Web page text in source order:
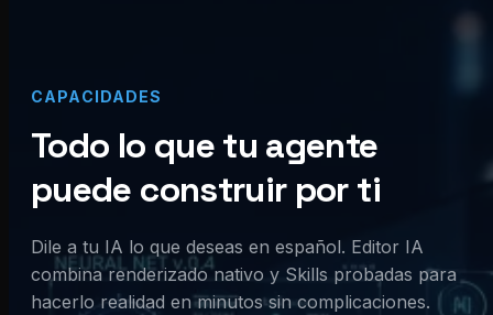
CAPACIDADES
Todo lo que tu agente
puede construir por ti
Dile a tu IA lo que deseas en español. Editor IA
combina renderizado nativo y Skills probadas para
hacerlo realidad en minutos sin complicaciones.